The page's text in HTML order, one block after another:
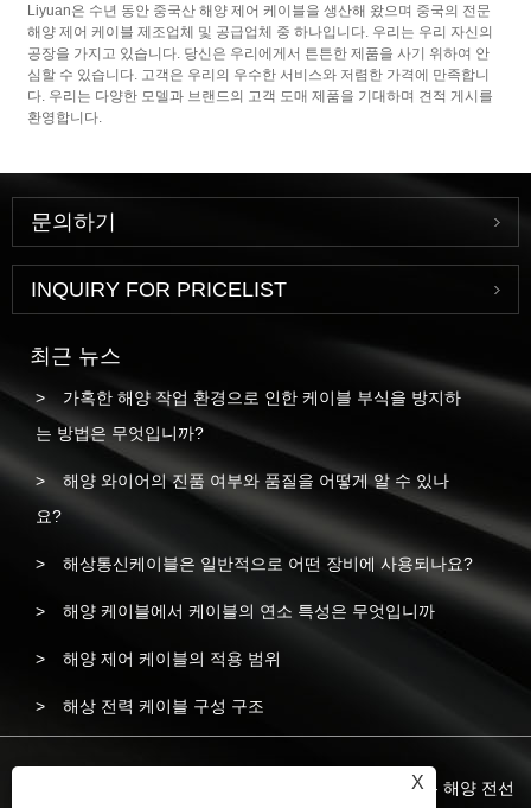
Liyuan은 수년 동안 중국산 해양 제어 케이블을 생산해 왔으며 중국의 전문
해양 제어 케이블 제조업체 및 공급업체 중 하나입니다. 우리는 우리 자신의
공장을 가지고 있습니다. 당신은 우리에게서 튼튼한 제품을 사기 위하여 안
심할 수 있습니다. 고객은 우리의 우수한 서비스와 저렴한 가격에 만족합니
다. 우리는 다양한 모델과 브랜드의 고객 도매 제품을 기대하며 견적 게시를
환영합니다.
문의하기
INQUIRY FOR PRICELIST
최근 뉴스
가혹한 해양 작업 환경으로 인한 케이블 부식을 방지하
는 방법은 무엇입니까?
해양 와이어의 진품 여부와 품질을 어떻게 알 수 있나
요?
해상통신케이블은 일반적으로 어떤 장비에 사용되나요?
해양 케이블에서 케이블의 연소 특성은 무엇입니까
해양 제어 케이블의 적용 범위
해상 전력 케이블 구성 구조
저작권 © 2023 Yangzhou Liyuan Wire & Cable Co.,Ltd. - 해양 전선
X